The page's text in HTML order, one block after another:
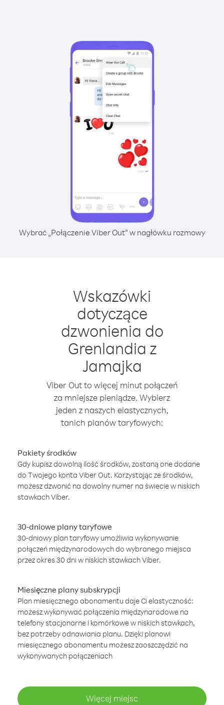
Wybrać „Połączenie Viber Out” w nagłówku rozmowy
Wskazówki
dotyczące
dzwonienia do
Grenlandia z
Jamajka
Viber Out to więcej minut połączeń
za mniejsze pieniądze. Wybierz
jeden z naszych elastycznych,
tanich planów taryfowych:
Pakiety środków
Gdy kupisz dowolną ilość środków, zostaną one dodane
do Twojego konta Viber Out. Korzystając ze środków,
możesz dzwonić na dowolny numer na świecie w niskich
stawkach Viber.
30-dniowe plany taryfowe
30-dniowy plan taryfowy umożliwia wykonywanie
połączeń międzynarodowych do wybranego miejsca
przez okres 30 dni w niskich stawkach Viber.
Miesięczne plany subskrypcji
Plan miesięcznego abonamentu daje Ci elastyczność:
możesz wykonywać połączenia międzynarodowe na
telefony stacjonarne i komórkowe w niskich stawkach,
bez potrzeby odnawiania planu. Dzięki planowi
miesięcznego abonamentu możesz zaoszczędzić na
wykonywanych połączeniach
Więcej miejsc